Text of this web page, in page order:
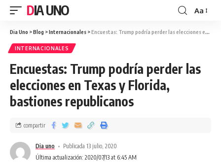
DIA UNO Aa
Dia Uno >Blog >Internacionales >Encuestas: Trump podría perder las elecciones en Texas y Florida, bastiones republicanos
INTERNACIONALES
Encuestas: Trump podría perder las
elecciones en Texas y Florida,
bastiones republicanos
Última actualización: 2020/07/13 at 6:45 AM
Dia uno Publicada 13 julio, 2020
compartir